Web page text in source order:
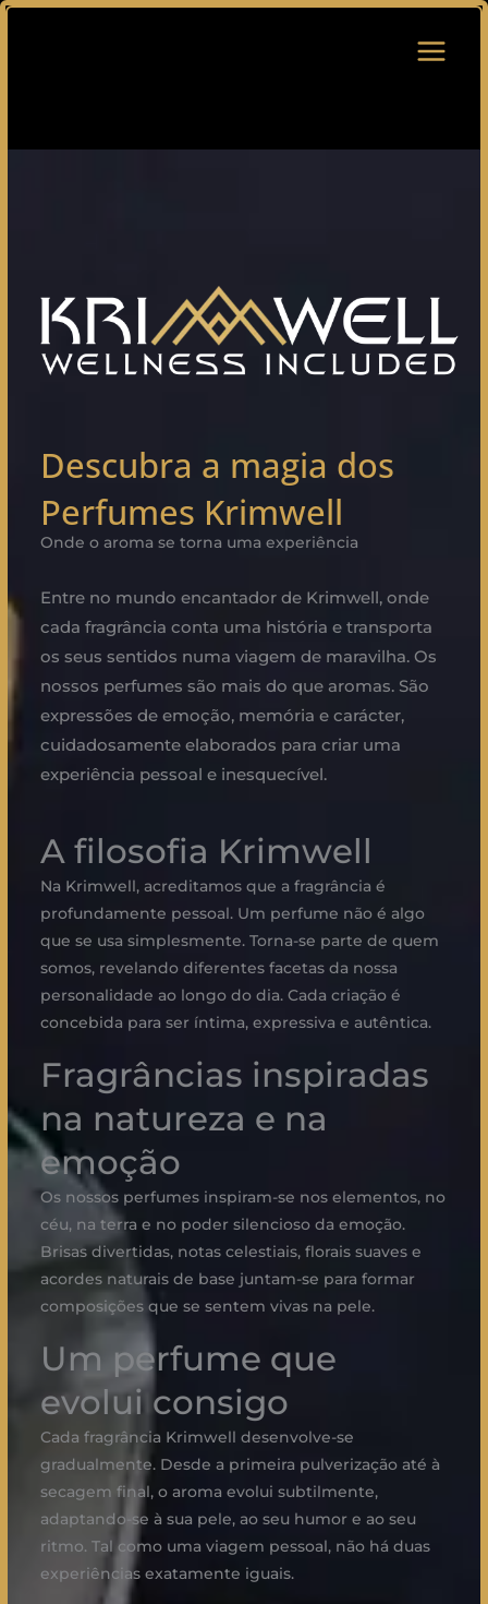
Descubra a magia dos
Perfumes Krimwell
Onde o aroma se torna uma experiência
Entre no mundo encantador de Krimwell, onde
cada fragrância conta uma história e transporta
os seus sentidos numa viagem de maravilha. Os
nossos perfumes são mais do que aromas. São
expressões de emoção, memória e carácter,
cuidadosamente elaborados para criar uma
experiência pessoal e inesquecível.
A filosofia Krimwell
Na Krimwell, acreditamos que a fragrância é
profundamente pessoal. Um perfume não é algo
que se usa simplesmente. Torna-se parte de quem
somos, revelando diferentes facetas da nossa
personalidade ao longo do dia. Cada criação é
concebida para ser íntima, expressiva e autêntica.
Fragrâncias inspiradas
na natureza e na
emoção
Os nossos perfumes inspiram-se nos elementos, no
céu, na terra e no poder silencioso da emoção.
Brisas divertidas, notas celestiais, florais suaves e
acordes naturais de base juntam-se para formar
composições que se sentem vivas na pele.
Um perfume que
evolui consigo
Cada fragrância Krimwell desenvolve-se
gradualmente. Desde a primeira pulverização até à
secagem final, o aroma evolui subtilmente,
adaptando-se à sua pele, ao seu humor e ao seu
ritmo. Tal como uma viagem pessoal, não há duas
experiências exatamente iguais.